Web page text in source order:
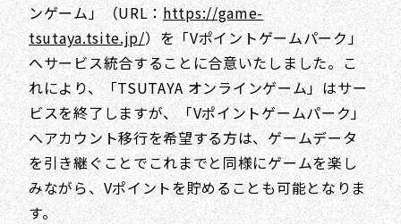
ンゲーム」（URL：https://game-
tsutaya.tsite.jp/）を「Vポイントゲームパーク」
へサービス統合することに合意いたしました。こ
れにより、「TSUTAYA オンラインゲーム」はサー
ビスを終了しますが、「Vポイントゲームパーク」
へアカウント移行を希望する方は、ゲームデータ
を引き継ぐことでこれまでと同様にゲームを楽し
みながら、Vポイントを貯めることも可能となりま
す。